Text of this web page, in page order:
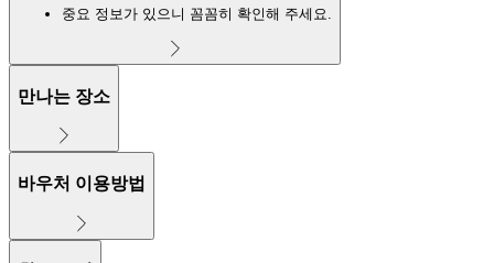
중요 정보가 있으니 꼼꼼히 확인해 주세요.
만나는 장소
바우처 이용방법